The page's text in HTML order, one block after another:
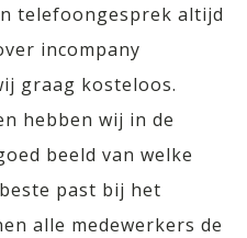
telefoongesprek altijd
incompany
graag kosteloos.
hebben wij in de
beeld van welke
past bij het
alle medewerkers de